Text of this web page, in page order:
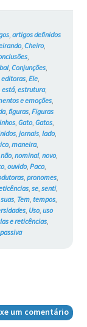
, artigos definidos
, Cheiro,
,
, Conjunções,
editoras, Ele,
está, estrutura,
e emoções,
, figuras, Figuras
, Gato, Gatos,
, jornais, lado,
, maneira,
não, nominal, novo,
, ouvido, Paco,
, pronomes,
, se, senti,
suas, Tem, tempos,
, Uso, uso
e reticências,
um comentário